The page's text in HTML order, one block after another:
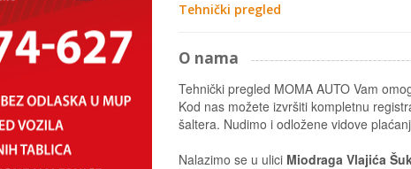
Tehnički pregled
O nama
Tehnički pregled MOMA AUTO Vam
Kod nas možete izvršiti kompletnu
šaltera. Nudimo i odložene vidove
Nalazimo se u ulici Miodraga Vlajića